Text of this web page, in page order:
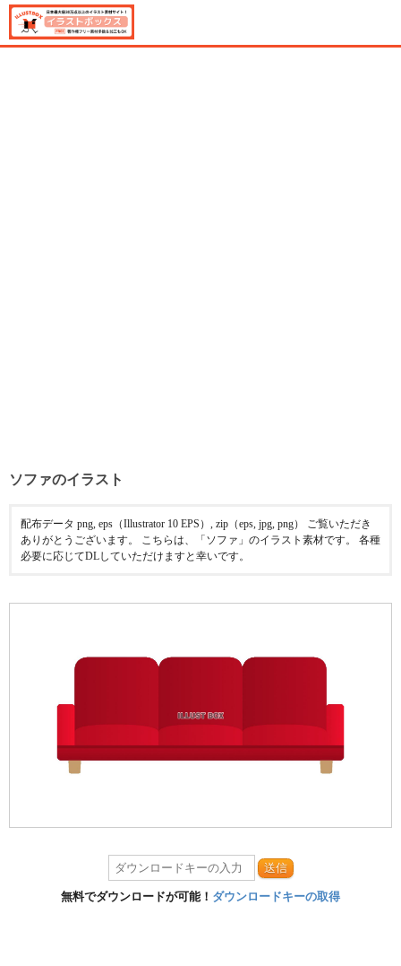
ソファのイラスト
配布データ png, eps（Illustrator 10 EPS）, zip（eps, jpg, png） ご覧いただき
ありがとうございます。 こちらは、「ソファ」のイラスト素材です。 各種
必要に応じてDLしていただけますと幸いです。
送信
無料でダウンロードが可能！ ダウンロードキーの取得